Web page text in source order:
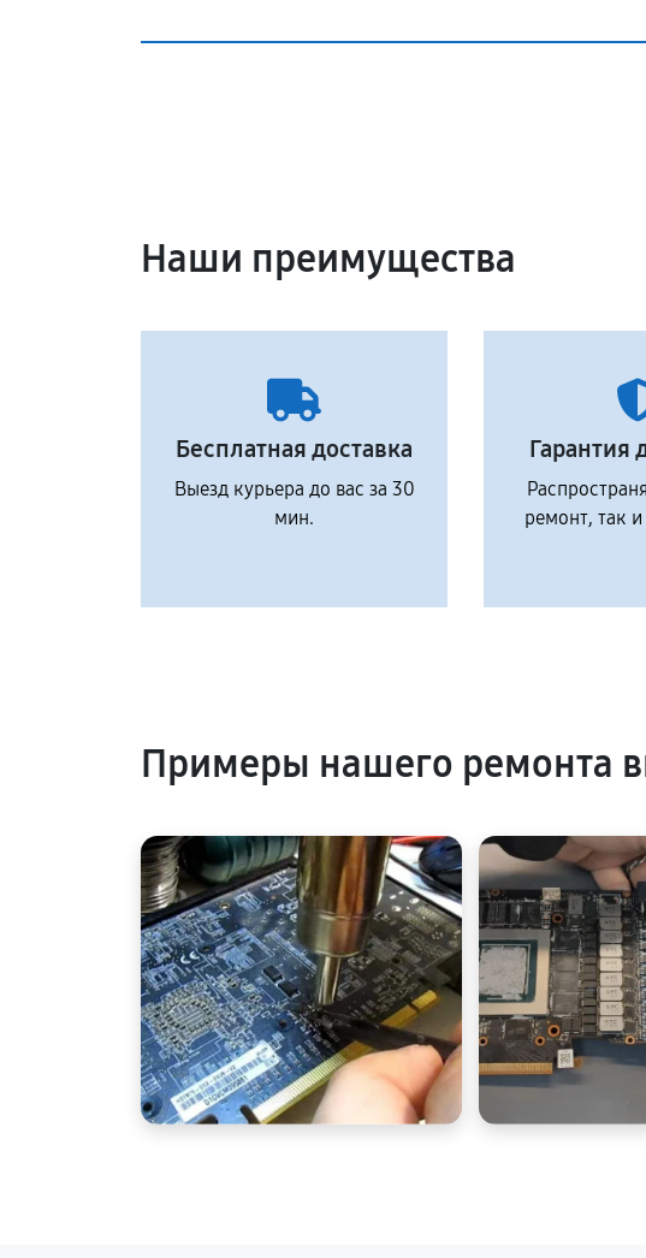
Наши преимущества
Бесплатная доставка
Выезд курьера до вас за 30
мин.
Гарантия
ремонт, так
Примеры нашего ремонта